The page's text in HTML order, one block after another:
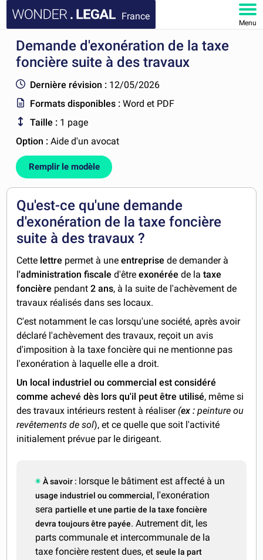
France
Menu
ACCUEIL
FAQ
MON COMPTE
Demande d'exonération de la taxe
foncière suite à des travaux
Dernière révision : 12/05/2026
Formats disponibles :Word et PDF
Taille : 1 page
Option :Aide d'un avocat
Remplir le modèle
Qu'est-ce qu'une demande
d'exonération de la taxe foncière
suite à des travaux ?
Cette lettre permet à uneentreprise de demander à
l'administration fiscale d'être exonérée de lataxe
foncière pendant 2 ans, à la suite de l'achèvement de
travaux réalisés dans ses locaux.
C'est notamment le cas lorsqu'une société, après avoir
déclaré l'achèvement des travaux, reçoit un avis
d'imposition à la taxe foncière qui ne mentionne pas
l'exonération à laquelle elle a droit.
Un local industriel ou commercial est considéré
comme achevé dès lors qu'il peut être utilisé, même si
des travaux intérieurs restent à réaliser (ex :peinture ou
revêtements de sol), et ce quelle que soit l'activité
initialement prévue par le dirigeant.
À savoir : lorsque le bâtiment est affecté à un
usage industriel ou commercial, l'exonération
serapartielle et une partie de la taxe foncière
devra toujours être payée. Autrement dit, les
parts communale et intercommunale de la
taxe foncière restent dues, etseule la part